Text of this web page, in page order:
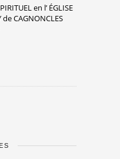
en l’ ÉGLISE
de CAGNONCLES